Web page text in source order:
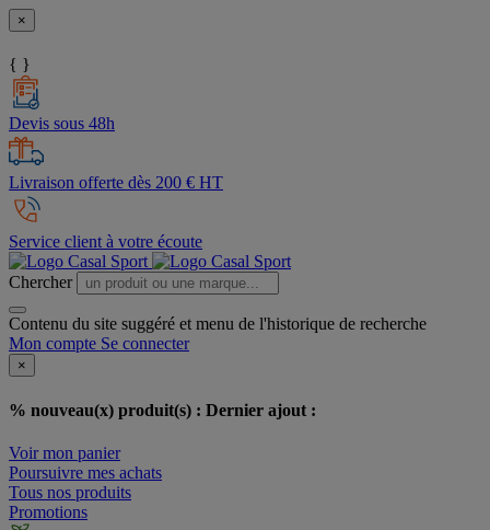
×
{ }
Devis sous 48h
Livraison offerte dès 200 € HT
Service client à votre écoute
Chercher
Contenu du site suggéré et menu de l'historique de recherche
Mon compte Se connecter
×
% nouveau(x) produit(s) : Dernier ajout :
Voir mon panier
Poursuivre mes achats
Tous nos produits
Promotions